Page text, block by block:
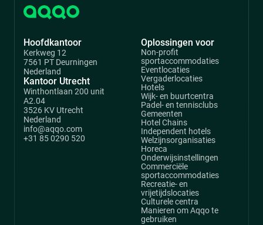
Hoofdkantoor
Kerkweg 12
7561 PT Deurningen
Nederland
Kantoor Utrecht
Winthontlaan 200 unit
A2.04
3526 KV Utrecht
Nederland
info@aqqo.com
+31 85 0290 520
Oplossingen voor
Non-profit
sportaccommodaties
Eventlocaties
Vergaderlocaties
Hotels
Wijk- en buurtcentra
Padel- en tennisclubs
Gemeenten
Hotel Chains
Independent hotels
Welzijnsorganisaties
Horeca
Onderwijsinstellingen
Commerciële
sportaccommodaties
Recreatie- en
vrijetijdslocaties
Culturele centra
Manieren om Aqqo te
gebruiken